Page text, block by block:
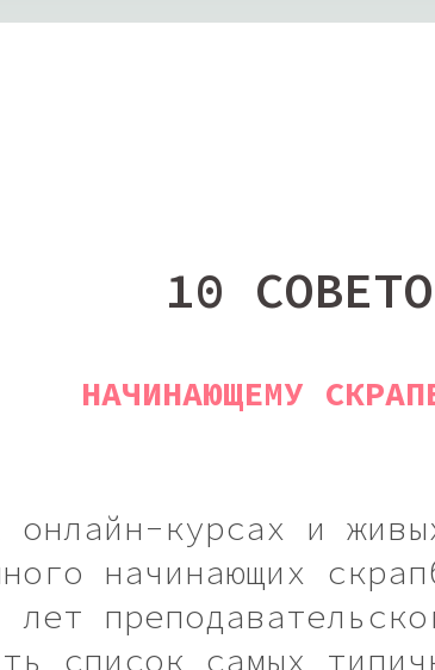
10
НАЧИНАЮЩЕМУ
онлайн-курсах и
начинающих
лет
список самых